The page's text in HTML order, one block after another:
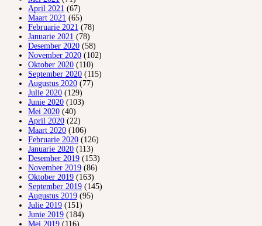
April 2021 (67)
Maart 2021 (65)
Februarie 2021 (78)
Januarie 2021 (78)
Desember 2020 (58)
November 2020 (102)
Oktober 2020 (110)
September 2020 (115)
Augustus 2020 (77)
Julie 2020 (129)
Junie 2020 (103)
Mei 2020 (40)
April 2020 (22)
Maart 2020 (106)
Februarie 2020 (126)
Januarie 2020 (113)
Desember 2019 (153)
November 2019 (86)
Oktober 2019 (163)
September 2019 (145)
Augustus 2019 (95)
Julie 2019 (151)
Junie 2019 (184)
Mei 2019 (116)